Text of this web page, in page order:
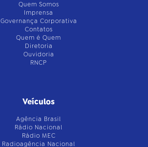
Quem Somos
Imprensa
Governança Corporativa
Contatos
Quem é Quem
Diretoria
Ouvidoria
RNCP
Veículos
Agência Brasil
Rádio Nacional
Rádio MEC
Radioagência Nacional